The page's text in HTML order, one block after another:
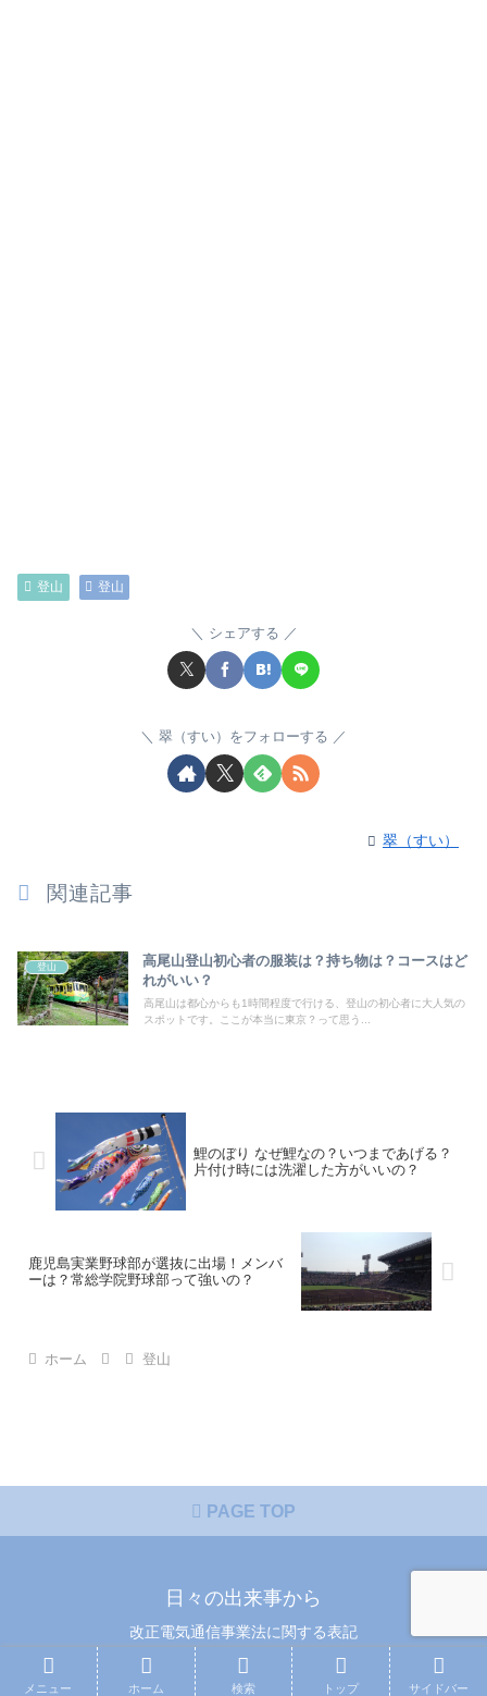
登山 登山
シェアする
翠（すい）をフォローする
翠（すい）
関連記事
登山
高尾山登山初心者の服装は？持ち物は？コースはど
れがいい？
高尾山は都心からも1時間程度で行ける、登山の初心者に大人気の
スポットです。ここが本当に東京？って思う...
鯉のぼり なぜ鯉なの？いつまであげる？
片付け時には洗濯した方がいいの？
鹿児島実業野球部が選抜に出場！メンバ
ーは？常総学院野球部って強いの？
ホーム 登山
PAGE TOP
日々の出来事から
改正電気通信事業法に関する表記
© 2015 日々の出来事から.
メニュー ホーム 検索 トップ サイドバー